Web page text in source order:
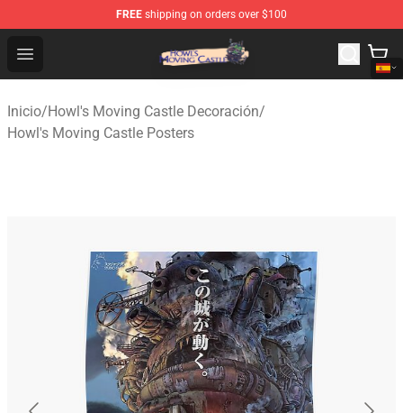
FREE shipping on orders over $100
Open menu
Howl's Moving Castle Store - Official Howl's Moving
Inicio/Howl's Moving Castle Decoración/
Howl's Moving Castle Posters